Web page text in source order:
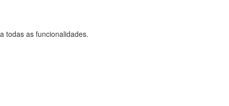
todas as funcionalidades.